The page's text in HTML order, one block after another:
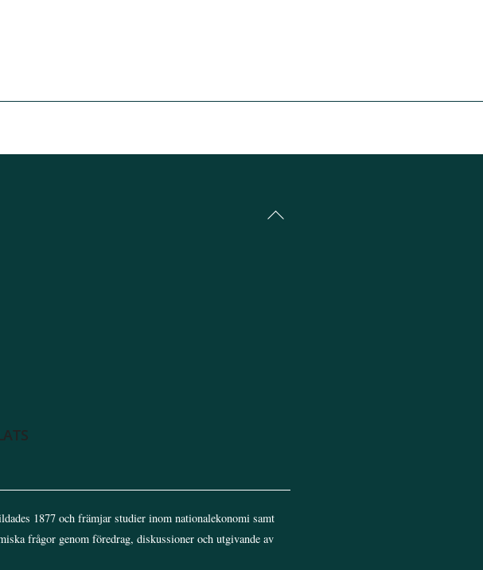
Back
1877 och främjar studier inom nationalekonomi samt
frågor genom föredrag, diskussioner och utgivande av